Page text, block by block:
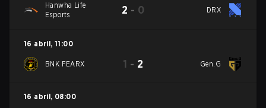
Hanwha Life
Esports
2 - 0 DRX
16 abril, 11:00
BNK FEARX 1 - 2 Gen.G
16 abril, 08:00